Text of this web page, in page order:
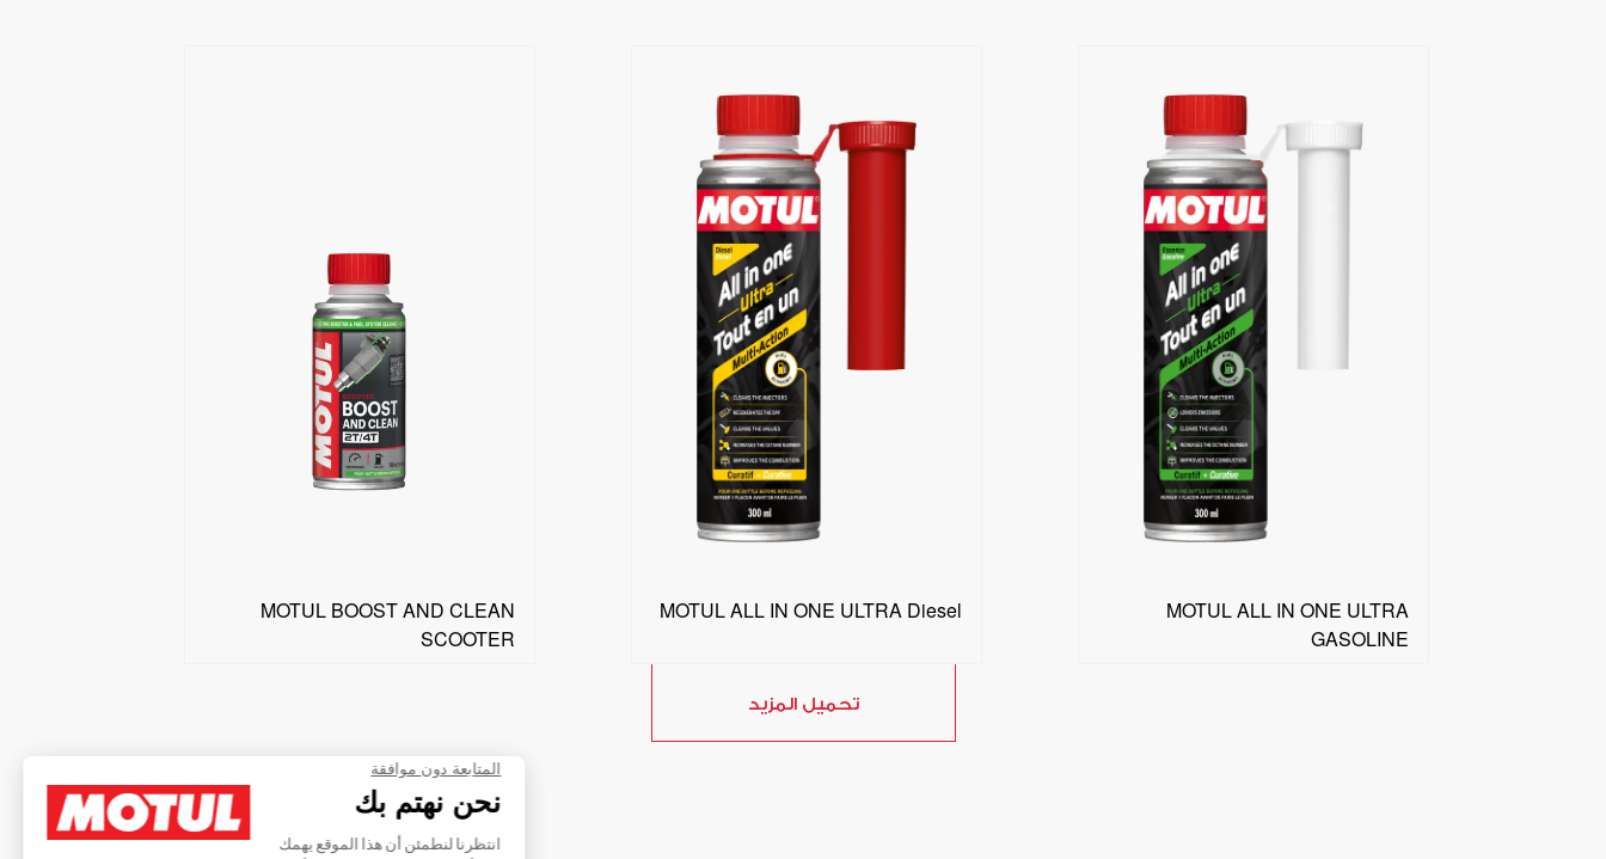
البحث عن موزع البحث عن موزع
MOTUL ALL IN ONE ULTRA
GASOLINE
MOTUL ALL IN ONE ULTRA Diesel
البحث عن موزع
MOTUL BOOST AND CLEAN
SCOOTER
تحميل المزيد